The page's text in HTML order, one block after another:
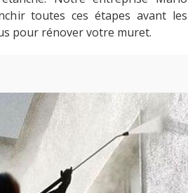
toutes ces étapes avant les
pour rénover votre muret.